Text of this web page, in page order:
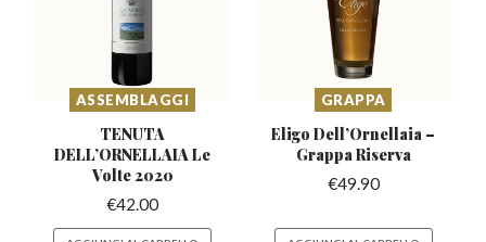
ASSEMBLAGGI
TENUTA
DELL’ORNELLAIALe
Volte 2020
€42.00
GRAPPA
Eligo Dell’Ornellaia –
Grappa Riserva
€49.90